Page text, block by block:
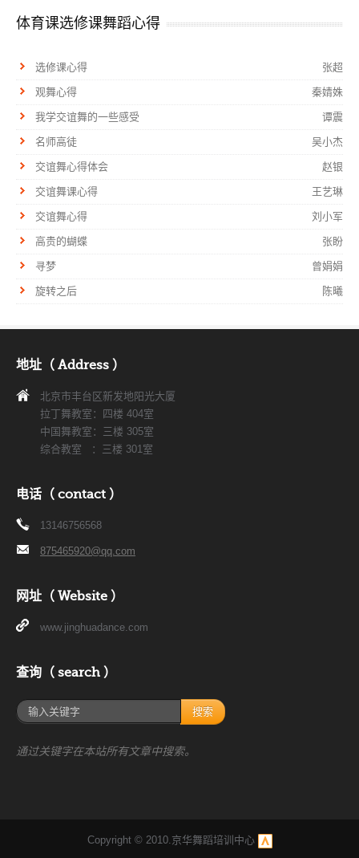
体育课选修课舞蹈心得
选修课心得 张超
观舞心得 秦婧姝
我学交谊舞的一些感受 谭震
名师高徒 吴小杰
交谊舞心得体会 赵银
交谊舞课心得 王艺琳
交谊舞心得 刘小军
高贵的蝴蝶 张盼
寻梦 曾娟娟
旋转之后 陈曦
地址（ Address ）
北京市丰台区新发地阳光大厦
拉丁舞教室：四楼 404室
中国舞教室：三楼 305室
综合教室 ：三楼 301室
电话（ contact ）
13146756568
875465920@qq.com
网址（ Website ）
www.jinghuadance.com
查询（ search ）
搜索
通过关键字在本站所有文章中搜索。
Copyright © 2010.京华舞蹈培训中心